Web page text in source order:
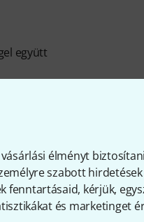
élményt
szabott
fenntartásaid, kérjük,
és marketinget
együtt
530768
16x16